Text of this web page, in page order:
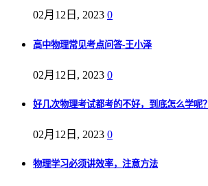
02月12日, 2023 0
高中物理常见考点问答-王小泽
02月12日, 2023 0
好几次物理考试都考的不好，到底怎么学呢？
02月12日, 2023 0
物理学习必须讲效率，注意方法